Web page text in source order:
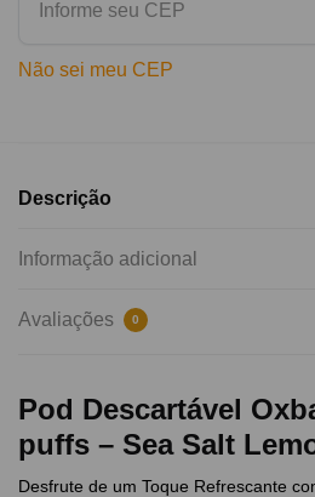
Não sei meu CEP
Descrição
Informação adicional
Avaliações 0
Pod Descartável
puffs – Sea Salt
Desfrute de um Toque Refrescante